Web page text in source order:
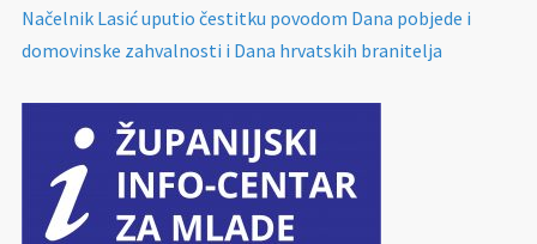
Načelnik Lasić uputio čestitku povodom Dana pobjede i
domovinske zahvalnosti i Dana hrvatskih branitelja